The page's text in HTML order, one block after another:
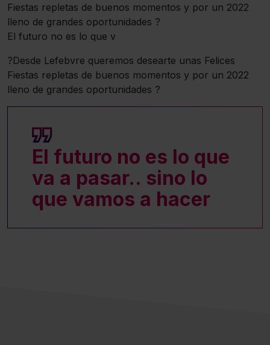
Fiestas repletas de buenos momentos y por un 2022
lleno de grandes oportunidades ?
El futuro no es lo que v
?Desde Lefebvre queremos desearte unas Felices
Fiestas repletas de buenos momentos y por un 2022
lleno de grandes oportunidades ?
El futuro no es lo que
va a pasar.. sino lo
que vamos a hacer